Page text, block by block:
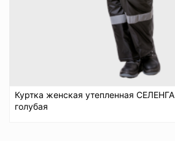
Куртка женская утепленная СЕЛЕНГА
голубая